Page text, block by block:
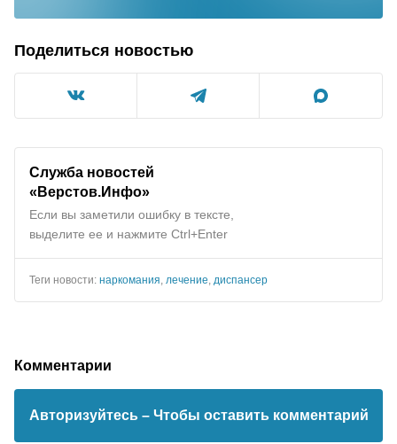
Поделиться новостью
Служба новостей
«Верстов.Инфо»
Если вы заметили ошибку в тексте,
выделите ее и нажмите Ctrl+Enter
Теги новости: наркомания лечение диспансер
Комментарии
Авторизуйтесь – Чтобы оставить комментарий